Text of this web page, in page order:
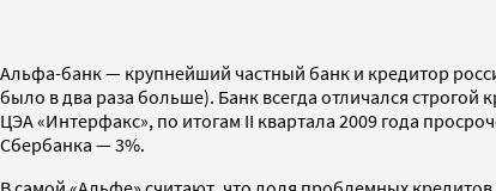
Альфа-банк — крупнейший частный банк и кредитор
было в два раза больше). Банк всегда отличался
ЦЭА «Интерфакс», по итогам II квартала 2009 года
Сбербанка — 3%.